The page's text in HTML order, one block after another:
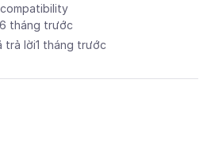
tháng trước
trả lời1 tháng trước